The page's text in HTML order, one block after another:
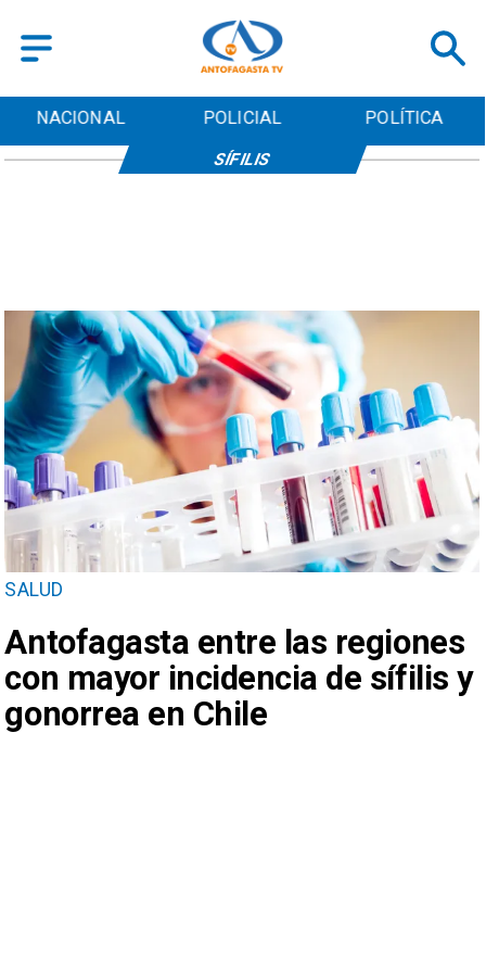
NACIONAL POLICIAL POLÍTICA
SALUD
Antofagasta entre las regiones
con mayor incidencia de sífilis y
gonorrea en Chile
SÍFILIS